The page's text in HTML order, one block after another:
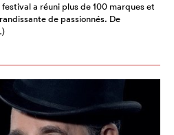
a réuni plus de 100 marques et
de passionnés. De